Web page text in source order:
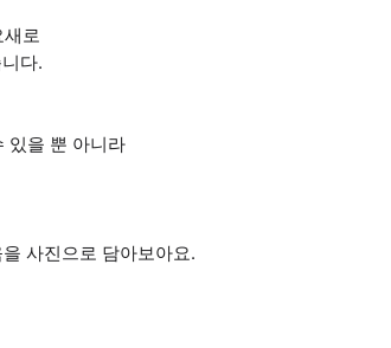
로
다.
있을 뿐 아니라
사진으로 담아보아요.